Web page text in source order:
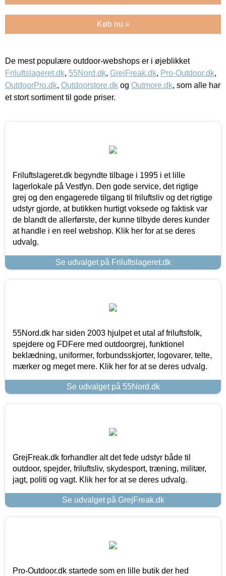
Køb nu »
De mest populære outdoor-webshops er i øjeblikket
Friluftslageret.dk, 55Nord.dk, GrejFreak.dk, Pro-Outdoor.dk,
OutdoorPro.dk, Outdoorstore.dk og Outmore.dk, som alle har
et stort sortiment til gode priser.
Friluftslageret.dk begyndte tilbage i 1995 i et lille
lagerlokale på Vestfyn. Den gode service, det rigtige
grej og den engagerede tilgang til friluftsliv og det rigtige
udstyr gjorde, at butikken hurtigt voksede og faktisk var
de blandt de allerførste, der kunne tilbyde deres kunder
at handle i en reel webshop. Klik her for at se deres
udvalg.
Se udvalget på Friluftslageret.dk
55Nord.dk har siden 2003 hjulpet et utal af friluftsfolk,
spejdere og FDFere med outdoorgrej, funktionel
beklædning, uniformer, forbundsskjorter, logovarer, telte,
mærker og meget mere. Klik her for at se deres udvalg.
Se udvalget på 55Nord.dk
GrejFreak.dk forhandler alt det fede udstyr både til
outdoor, spejder, friluftsliv, skydesport, træning, militær,
jagt, politi og vagt. Klik her for at se deres udvalg.
Se udvalget på GrejFreak.dk
Pro-Outdoor.dk startede som en lille butik der hed